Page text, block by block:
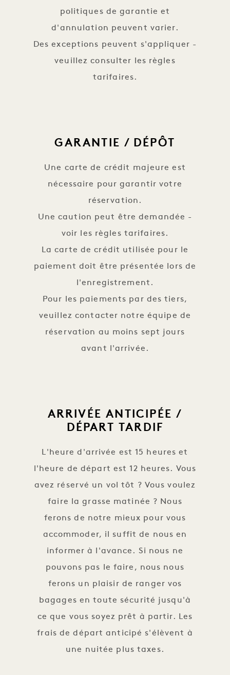
politiques de garantie et
d'annulation peuvent varier.
Des exceptions peuvent s'appliquer -
veuillez consulter les règles
tarifaires.
GARANTIE / DÉPÔT
Une carte de crédit majeure est
nécessaire pour garantir votre
réservation.
Une caution peut être demandée -
voir les règles tarifaires.
La carte de crédit utilisée pour le
paiement doit être présentée lors de
l'enregistrement.
Pour les paiements par des tiers,
veuillez contacter notre équipe de
réservation au moins sept jours
avant l'arrivée.
ARRIVÉE ANTICIPÉE /
DÉPART TARDIF
L'heure d'arrivée est 15 heures et
l'heure de départ est 12 heures. Vous
avez réservé un vol tôt ? Vous voulez
faire la grasse matinée ? Nous
ferons de notre mieux pour vous
accommoder, il suffit de nous en
informer à l'avance. Si nous ne
pouvons pas le faire, nous nous
ferons un plaisir de ranger vos
bagages en toute sécurité jusqu'à
ce que vous soyez prêt à partir. Les
frais de départ anticipé s'élèvent à
une nuitée plus taxes.